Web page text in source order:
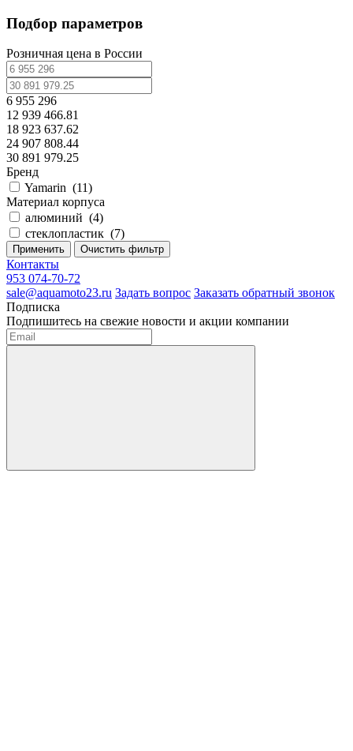
Подбор параметров
Розничная цена в России
6 955 296
12 939 466.81
18 923 637.62
24 907 808.44
30 891 979.25
Бренд
Yamarin (11)
Материал корпуса
алюминий (4)
стеклопластик (7)
Применить Очистить фильтр
Контакты
953 074-70-72
sale@aquamoto23.ru Задать вопрос Заказать обратный звонок
Подписка
Подпишитесь на свежие новости и акции компании